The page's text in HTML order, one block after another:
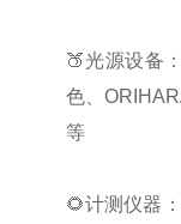
🍑光源设备
色、
等
🌻计测仪器